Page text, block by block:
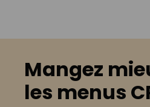
Mangez
les menus